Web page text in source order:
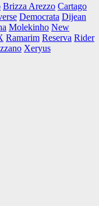
Brizza Arezzo Cartago
Democrata Dijean
Molekinho New
Ramarim Reserva Rider
Xeryus